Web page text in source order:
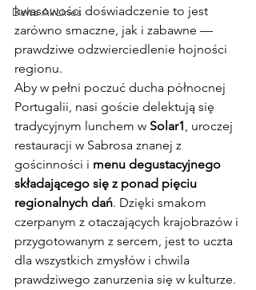
Delta AirLines
kwasowości doświadczenie to jest
zarówno smaczne, jak i zabawne —
prawdziwe odzwierciedlenie hojności
regionu.
Aby w pełni poczuć ducha północnej
Portugalii, nasi goście delektują się
tradycyjnym lunchem w Solar1, uroczej
restauracji w Sabrosa znanej z
gościnności i menu degustacyjnego
składającego się z ponad pięciu
regionalnych dań. Dzięki smakom
czerpanym z otaczających krajobrazów i
przygotowanym z sercem, jest to uczta
dla wszystkich zmysłów i chwila
prawdziwego zanurzenia się w kulturze.